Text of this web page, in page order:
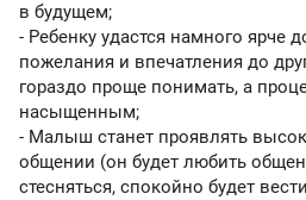
в будущем;
- Ребенку удастся намного ярче
пожелания и впечатления до
гораздо проще понимать, а
насыщенным;
- Малыш станет проявлять
общении (он будет любить
стесняться, спокойно будет